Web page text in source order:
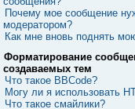
Почему мое сообщение
модератором?
Как мне вновь поднять
Форматирование
создаваемых тем
Что такое BBCode?
Могу ли я использовать
Что такое смайлики?